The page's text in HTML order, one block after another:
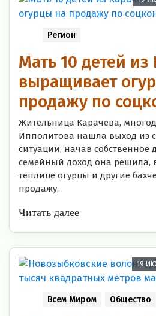
Регион
Мать 10 детей из
выращивает
продажу по
Жительница Карачева,
Ипполитова нашла выход из
ситуации, начав собственное
семейный доход она решила,
теплице огурцы и другие
продажу.
Читать далее
19
Всем Миром Общество